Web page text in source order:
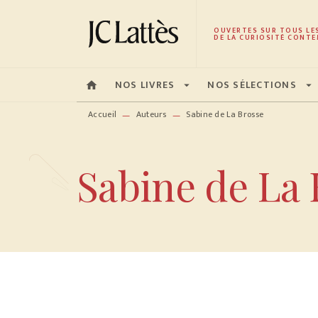
MENU RECHERCHE CONTENU
OUVERTES SUR TOUS
DE LA CURIOSITÉ
home NOS LIVRES arrow_drop_down NOS SÉLECTIONS arrow_drop_down
Accueil — Auteurs — Sabine de La Brosse
Sabine de La